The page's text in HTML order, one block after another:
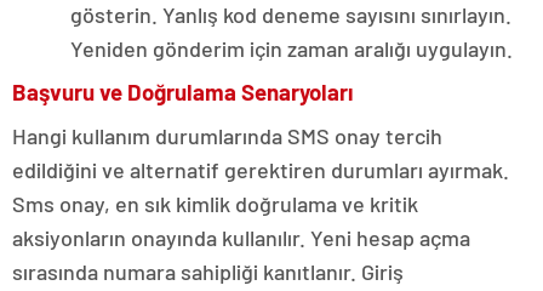
gösterin. Yanlış kod deneme sayısını sınırlayın.
Yeniden gönderim için zaman aralığı uygulayın.
Başvuru ve Doğrulama Senaryoları
Hangi kullanım durumlarında SMS onay tercih
edildiğini ve alternatif gerektiren durumları ayırmak.
Sms onay, en sık kimlik doğrulama ve kritik
aksiyonların onayında kullanılır. Yeni hesap açma
sırasında numara sahipliği kanıtlanır. Giriş